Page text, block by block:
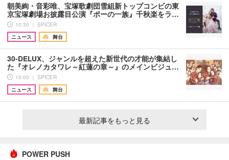
朝美絢・音彩唯、宝塚歌劇団雪組新トップコンビの東
京宝塚劇場お披露目公演『ポーの一族』千秋楽をラ…
10:30 ｜ SPICER
ニュース
舞台
30-DELUX、ジャンルを超えた新世代の才能が集結し
た『オレノカタワレ～紅蓮の章～』のメインビジュ…
10:00 ｜ SPICER
ニュース
舞台
最新記事をもっと見る
POWER PUSH